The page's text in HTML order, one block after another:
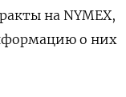
‍на NYMEX,
о них